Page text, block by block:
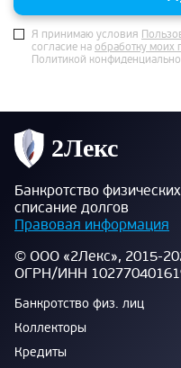
Я принимаю условия
согласие на обработку моих
Политикой
Банкротство
списание долгов
Правовая информация
© ООО «2Лекс», 2015-
ОГРН/ИНН
Банкротство физ. лиц
Коллекторы
Кредиты